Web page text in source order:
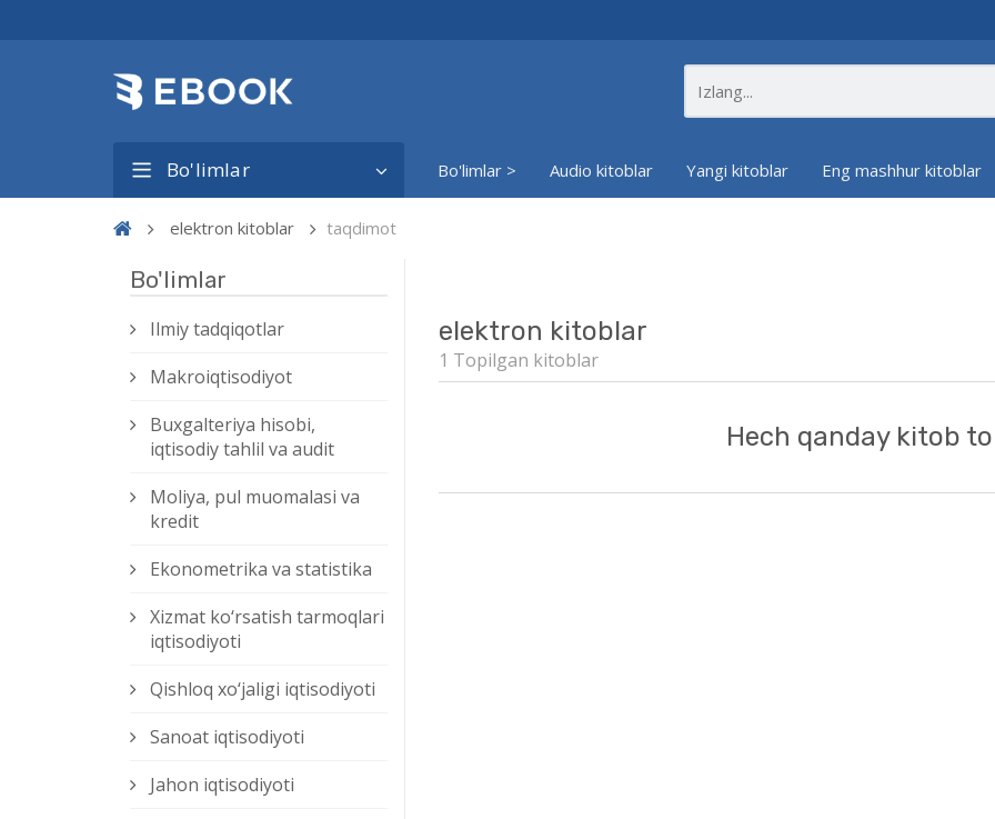
Bo'limlar Bo'limlar > Audio kitoblar Yangi kitoblar Eng mashhur kitoblar
elektron kitoblar taqdimot
Bo'limlar
Ilmiy tadqiqotlar
Makroiqtisodiyot
Buxgalteriya hisobi,
iqtisodiy tahlil va audit
Moliya, pul muomalasi va
kredit
Ekonometrika va statistika
Xizmat kо‘rsatish tarmoqlari
iqtisodiyoti
Qishloq xо‘jaligi iqtisodiyoti
Sanoat iqtisodiyoti
Jahon iqtisodiyoti
elektron kitoblar
1 Topilgan kitoblar
Hech qanday kitob